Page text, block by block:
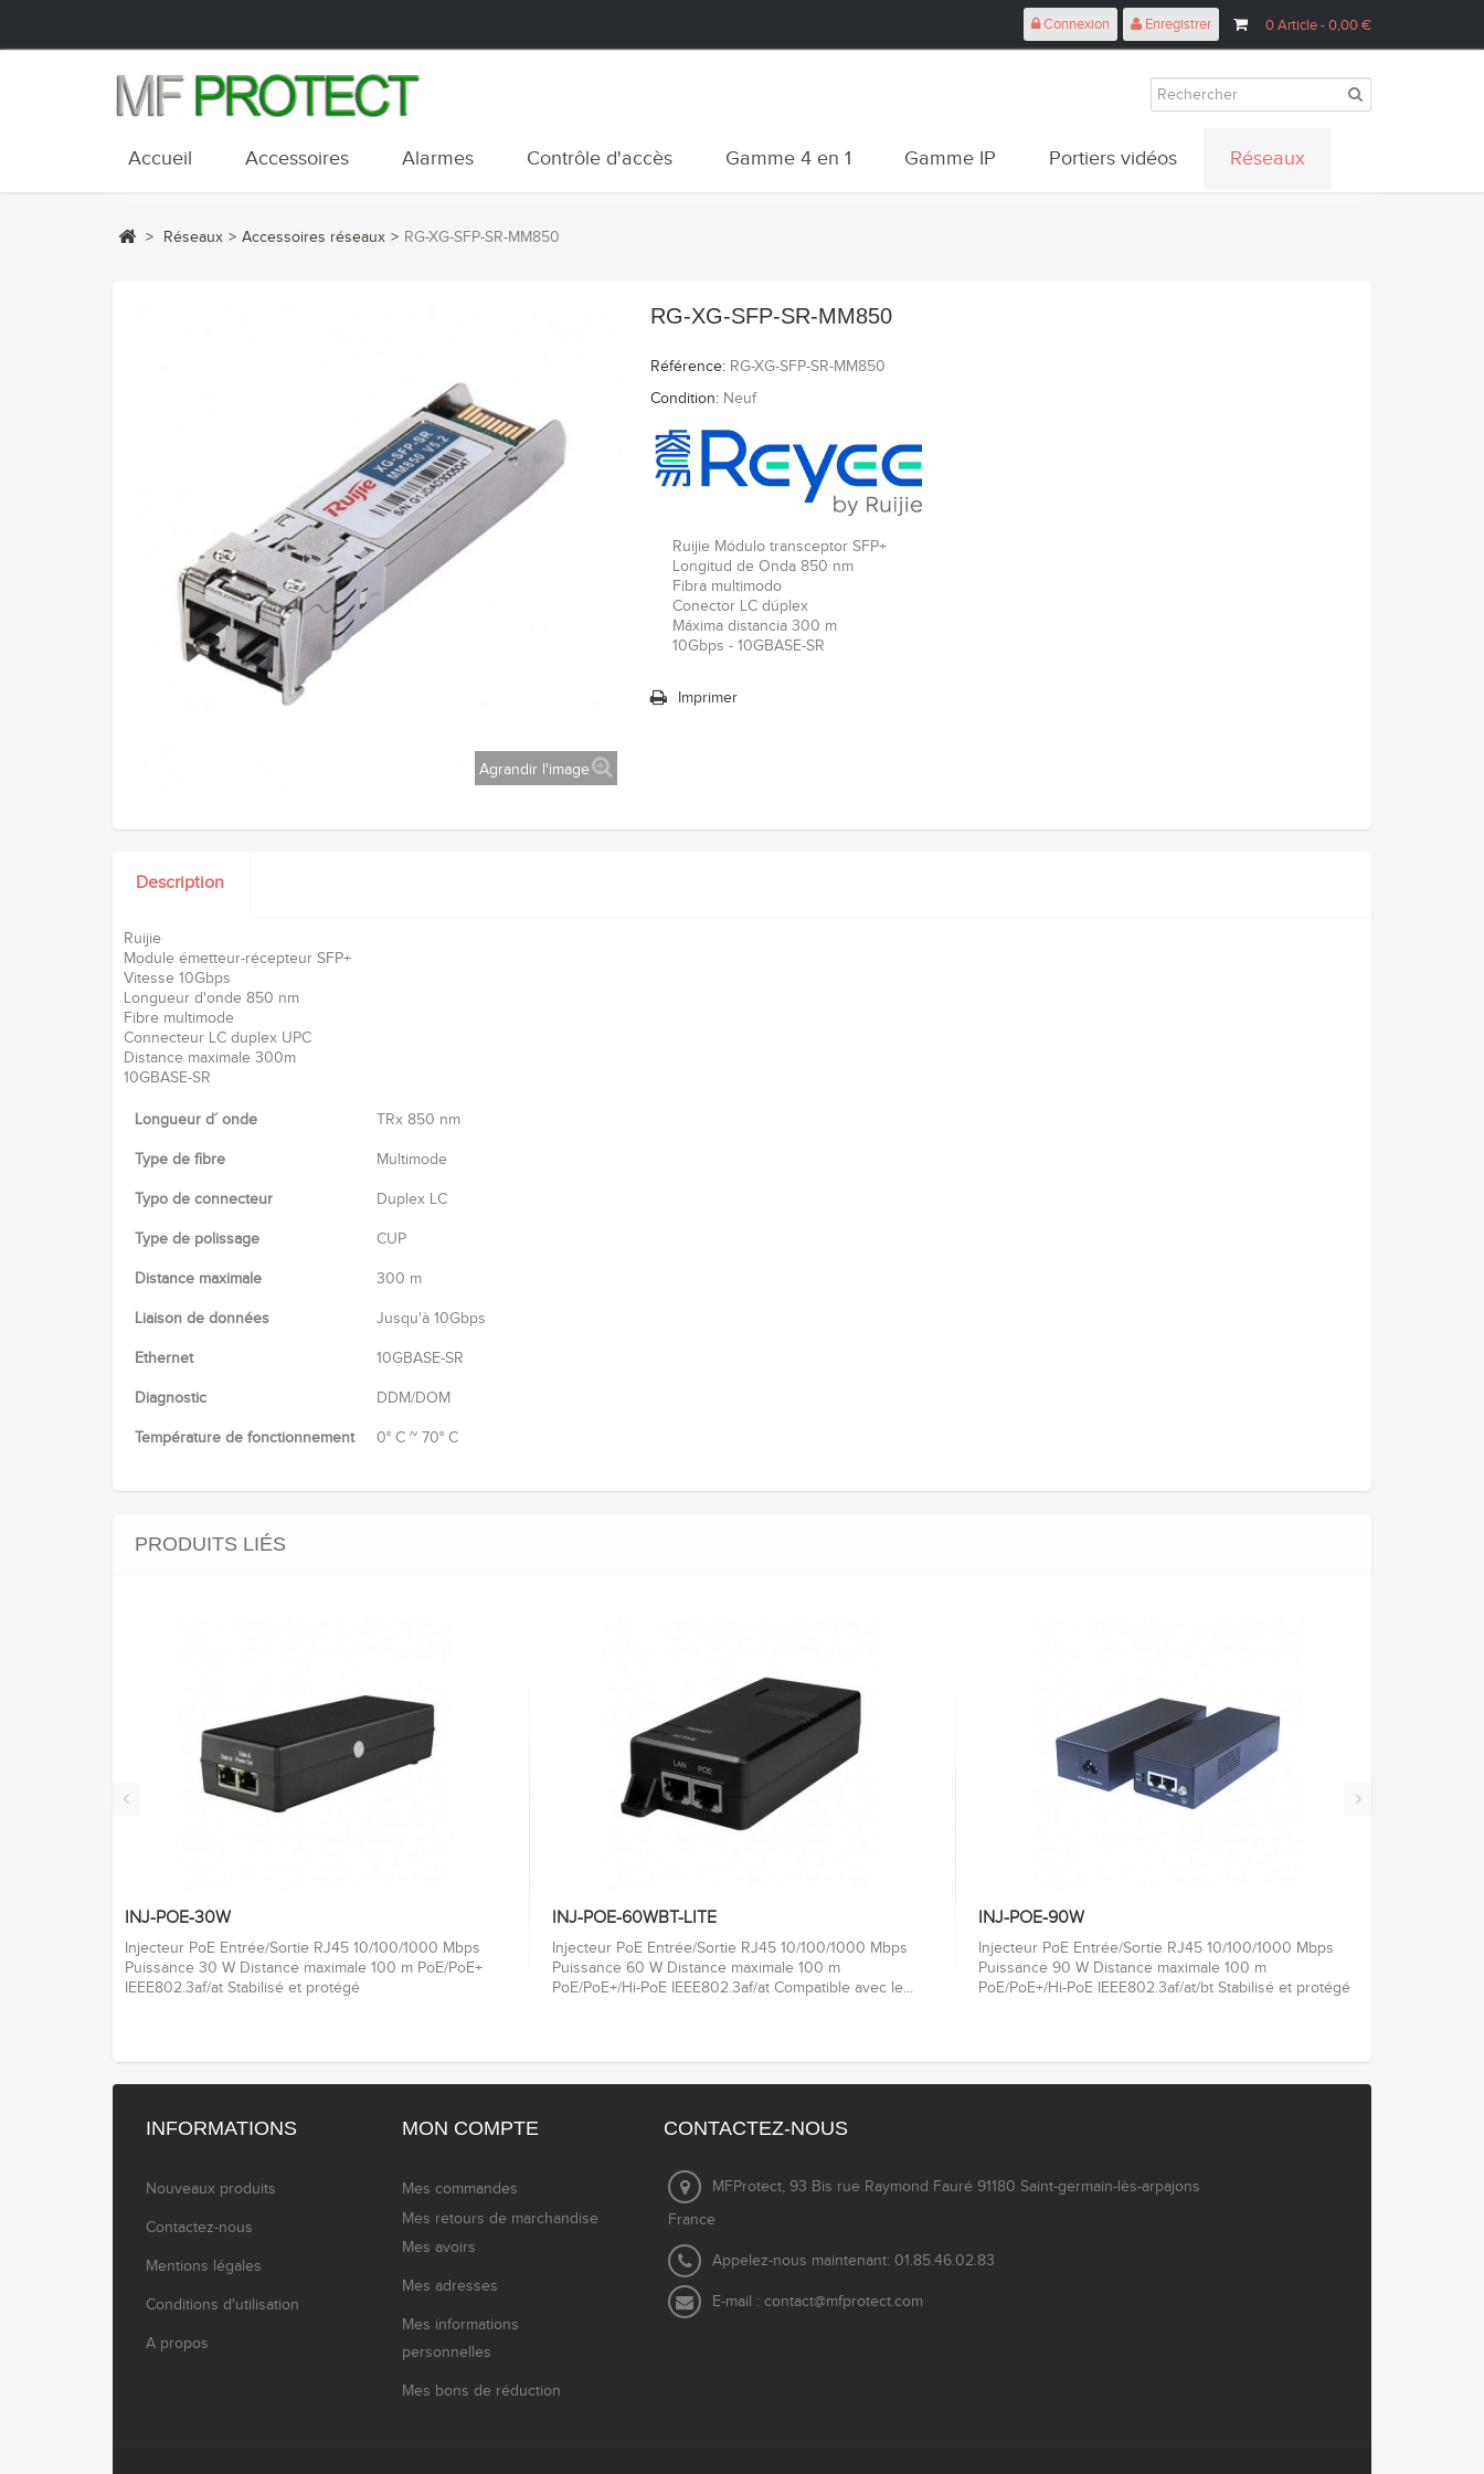
0Article- 0,00 €
Connexion Enregistrer
Accueil Accessoires Alarmes Contrôle d'accès Gamme 4 en 1 Gamme IP Portiers vidéos Réseaux
> Réseaux > Accessoires réseaux > RG-XG-SFP-SR-MM850
Agrandir l'image
RG-XG-SFP-SR-MM850
Référence: RG-XG-SFP-SR-MM850
Condition: Neuf
Ruijie Módulo transceptor SFP+
Longitud de Onda 850 nm
Fibra multimodo
Conector LC dúplex
Máxima distancia 300 m
10Gbps - 10GBASE-SR
Imprimer
Description
Ruijie
Module émetteur-récepteur SFP+
Vitesse 10Gbps
Longueur d'onde 850 nm
Fibre multimode
Connecteur LC duplex UPC
Distance maximale 300m
10GBASE-SR
Longueur d´ onde TRx 850 nm
Type de fibre Multimode
Typo de connecteur Duplex LC
Type de polissage CUP
Distance maximale 300 m
Liaison de données Jusqu'à 10Gbps
Ethernet 10GBASE-SR
Diagnostic DDM/DOM
Température de fonctionnement 0° C ~ 70° C
PRODUITS LIÉS
‹ ›
INJ-POE-30W
Injecteur PoE Entrée/Sortie RJ45 10/100/1000 Mbps
Puissance 30 W Distance maximale 100 m PoE/PoE+
IEEE802.3af/at Stabilisé et protégé
INJ-POE-60WBT-LITE
Injecteur PoE Entrée/Sortie RJ45 10/100/1000 Mbps
Puissance 60 W Distance maximale 100 m
PoE/PoE+/Hi-PoE IEEE802.3af/at Compatible avec le...
INJ-POE-90W
Injecteur PoE Entrée/Sortie RJ45 10/100/1000 Mbps
Puissance 90 W Distance maximale 100 m
PoE/PoE+/Hi-PoE IEEE802.3af/at/bt Stabilisé et protégé
INFORMATIONS
Nouveaux produits
Contactez-nous
Mentions légales
Conditions d'utilisation
A propos
MON COMPTE
Mes commandes
Mes retours de marchandise
Mes avoirs
Mes adresses
Mes informations
personnelles
Mes bons de réduction
CONTACTEZ-NOUS
MFProtect, 93 Bis rue Raymond Fauré 91180 Saint-germain-lès-arpajons
France
Appelez-nous maintenant: 01.85.46.02.83
E-mail : contact@mfprotect.com